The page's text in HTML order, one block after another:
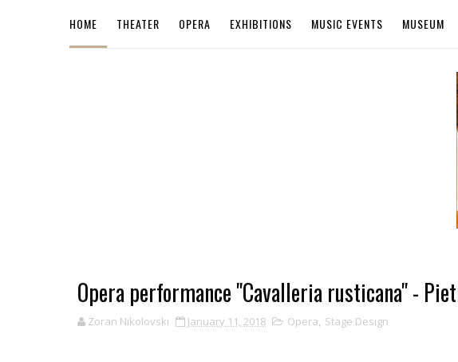
HOME THEATER OPERA EXHIBITIONS MUSIC EVENTS MUSEUM
Opera performance "Cavalleria rusticana" -
Zoran Nikolovski January 11, 2018 Opera, Stage Design